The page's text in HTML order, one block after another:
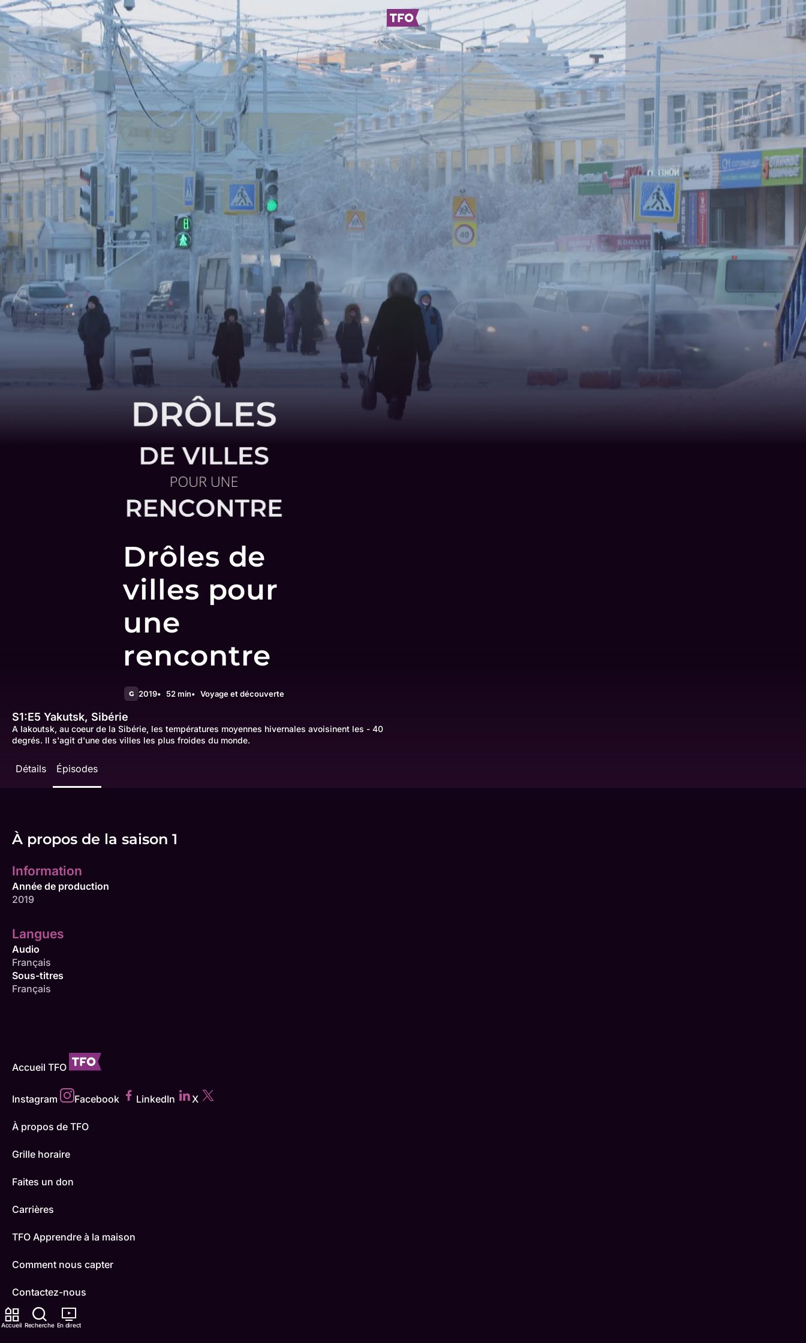
Accueil Recherche En direct
Drôles de
villes pour
une
rencontre
G 2019 52 min Voyage et découverte
S1:E5 Yakutsk, Sibérie
A Iakoutsk, au coeur de la Sibérie, les températures moyennes hivernales avoisinent les - 40
degrés. Il s'agit d'une des villes les plus froides du monde.
Détails Épisodes
À propos de la saison 1
Information
Année de production
2019
Langues
Audio
Français
Sous-titres
Français
Accueil TFO
Instagram Facebook LinkedIn X
À propos de TFO
Grille horaire
Faites un don
Carrières
TFO Apprendre à la maison
Comment nous capter
Contactez-nous
ONFR